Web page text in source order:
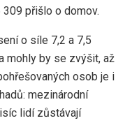
přišlo o domov.
o síle 7,2 a 7,5
mohly by se zvýšit, až
osob je i
mezinárodní
lidí zůstávají